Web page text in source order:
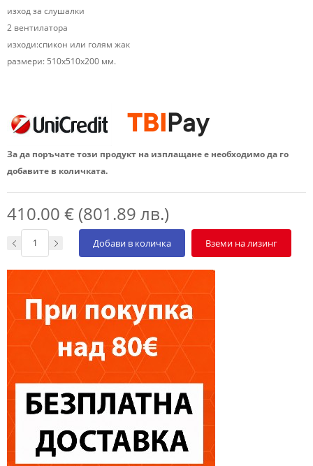
изход за слушалки
2 вентилатора
изходи:спикон или голям жак
размери: 510х510х200 мм.
За да поръчате този продукт на изплащане е необходимо да го
добавите в количката.
410.00 € (801.89 лв.)
Добави в количка Вземи на лизинг